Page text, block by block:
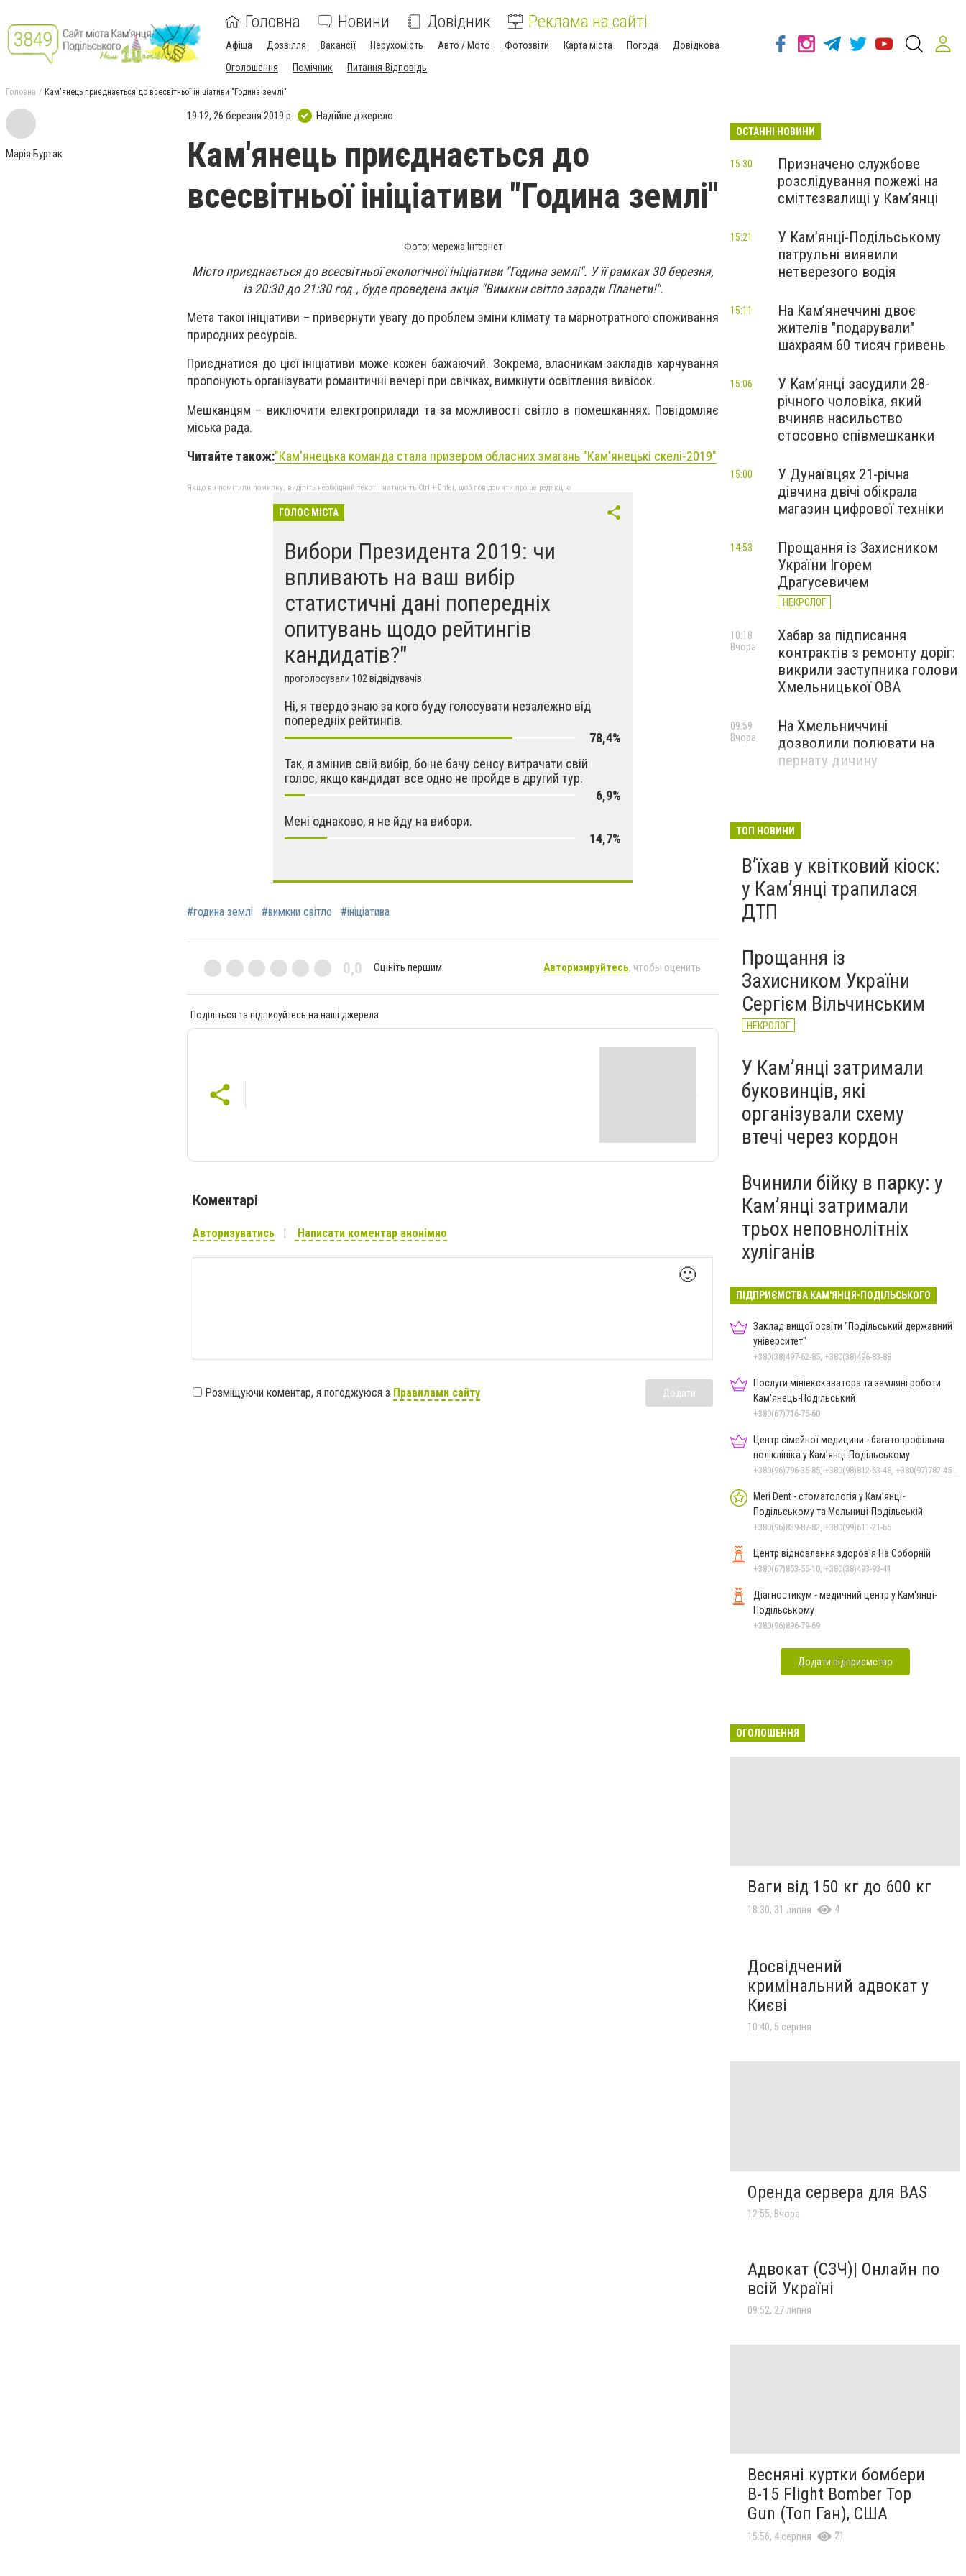
Головна Новини Довідник Реклама на сайті
Афіша Дозвілля Вакансії Нерухомість Авто / Мото Фотозвіти Карта міста Погода
Довідкова
Оголошення
Помічник Питання-Відповідь
Головна Кам'янець приєднається до всесвітньої ініціативи "Година землі"
Марія Буртак
19:12, 26 березня 2019 р. Надійне джерело
Кам'янець приєднається до
всесвітньої ініціативи "Година землі"
Фото: мережа Інтернет
Місто приєднається до всесвітньої екологічної ініціативи "Година землі". У її рамках 30 березня,
із 20:30 до 21:30 год., буде проведена акція "Вимкни світло заради Планети!".
Мета такої ініціативи – привернути увагу до проблем зміни клімату та марнотратного споживання
природних ресурсів.
Приєднатися до цієї ініціативи може кожен бажаючий. Зокрема, власникам закладів харчування
пропонують організувати романтичні вечері при свічках, вимкнути освітлення вивісок.
Мешканцям – виключити електроприлади та за можливості світло в помешканнях. Повідомляє
міська рада.
Читайте також:"Кам'янецька команда стала призером обласних змагань "Кам'янецькі скелі-2019"
Якщо ви помітили помилку, виділіть необхідний текст і натисніть Ctrl + Enter, щоб повідомити про це редакцію
ГОЛОС МІСТА
Вибори Президента 2019: чи
впливають на ваш вибір
статистичні дані попередніх
опитувань щодо рейтингів
кандидатів?"
проголосували 102 відвідувачів
Ні, я твердо знаю за кого буду голосувати незалежно від
попередніх рейтингів.
78,4%
Так, я змінив свій вибір, бо не бачу сенсу витрачати свій
голос, якщо кандидат все одно не пройде в другий тур.
6,9%
Мені однаково, я не йду на вибори.
14,7%
#година землі #вимкни світло #ініціатива
0,0 Оцініть першим Авторизируйтесь, чтобы оценить
Поділіться та підписуйтесь на наші джерела
Коментарі
Авторизуватись Написати коментар анонімно
🙂
Розміщуючи коментар, я погоджуюся з Правилами сайту Додати
ОСТАННІ НОВИНИ
Призначено службове
розслідування пожежі на
сміттєзвалищі у Кам’янці
15:30
У Кам’янці-Подільському
патрульні виявили
нетверезого водія
15:21
На Камʼянеччині двоє
жителів "подарували"
шахраям 60 тисяч гривень
15:11
У Камʼянці засудили 28-
річного чоловіка, який
вчиняв насильство
стосовно співмешканки
15:06
У Дунаївцях 21-річна
дівчина двічі обікрала
магазин цифрової техніки
15:00
Прощання із Захисником
України Ігорем
Драгусевичем
НЕКРОЛОГ
14:53
Хабар за підписання
контрактів з ремонту доріг:
викрили заступника голови
Хмельницької ОВА
10:18
Вчора
На Хмельниччині
дозволили полювати на
пернату дичину
09:59
Вчора
ТОП НОВИНИ
Вʼїхав у квітковий кіоск:
у Камʼянці трапилася
ДТП
Прощання із
Захисником України
Сергієм Вільчинським
НЕКРОЛОГ
У Кам’янці затримали
буковинців, які
організували схему
втечі через кордон
Вчинили бійку в парку: у
Кам’янці затримали
трьох неповнолітніх
хуліганів
ПІДПРИЄМСТВА КАМ'ЯНЦЯ-ПОДІЛЬСЬКОГО
Заклад вищої освіти "Подільський державний
університет"
+380(38)497-62-85, +380(38)496-83-88
Послуги мініекскаватора та земляні роботи
Кам'янець-Подільський
+380(67)716-75-60
Центр сімейної медицини - багатопрофільна
поліклініка у Кам’янці-Подільському
+380(96)796-36-85, +380(98)812-63-48, +380(97)782-45-70
Meri Dent - стоматологія у Кам’янці-
Подільському та Мельниці-Подільській
+380(96)839-87-82, +380(99)611-21-65
Центр відновлення здоров'я На Соборній
+380(67)853-55-10, +380(38)493-93-41
Діагностикум - медичний центр у Кам'янці-
Подільському
+380(96)896-79-69
Додати підприємство
ОГОЛОШЕННЯ
Ваги від 150 кг до 600 кг
18:30, 31 липня 4
Досвідчений
кримінальний адвокат у
Києві
10:40, 5 серпня
Оренда сервера для BAS
12:55, Вчора
Адвокат (СЗЧ)| Онлайн по
всій Україні
09:52, 27 липня
Весняні куртки бомбери
B-15 Flight Bomber Top
Gun (Топ Ган), США
15:56, 4 серпня 21